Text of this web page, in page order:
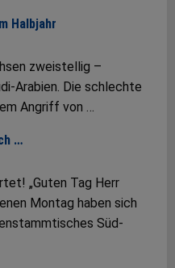
Halbjahr
zweistellig –
Arabien. Die schlechte
Angriff von …
…
„Guten Tag Herr
Montag haben sich
Süd-